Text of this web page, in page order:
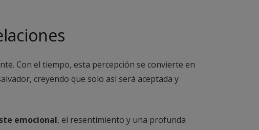
Con el tiempo, esta percepción se convierte en
creyendo que solo así será aceptada y
emocional, el resentimiento y una profunda